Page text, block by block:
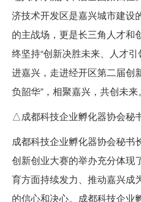
济技术开发区是嘉兴城市建设
的主战场，更是长三角人才和
终坚持“创新决胜未来、人才
进嘉兴，走进经开区第二届创
负韶华”，相聚嘉兴，共创未来。
△成都科技企业孵化器协会秘
成都科技企业孵化器协会秘书
创新创业大赛的举办充分体现
育方面持续发力、推动嘉兴成
的信心和决心。成都科技企业